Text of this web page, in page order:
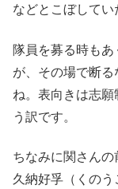
などとこぼしてい
隊員を募る時も
が、その場で断
ね。表向きは志
う訳です。
ちなみに関さんの
久納好孚（くの